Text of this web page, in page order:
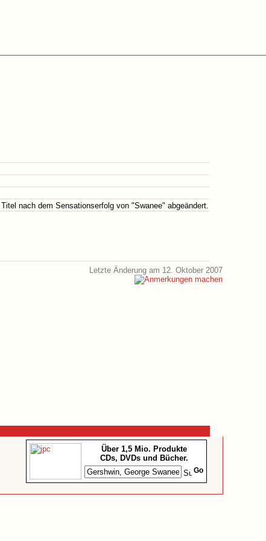
nach dem Sensationserfolg von "Swanee" abgeändert.
Letzte Änderung am 12. Oktober 2007
Über 1,5 Mio. Produkte
CDs, DVDs und Bücher.
Go